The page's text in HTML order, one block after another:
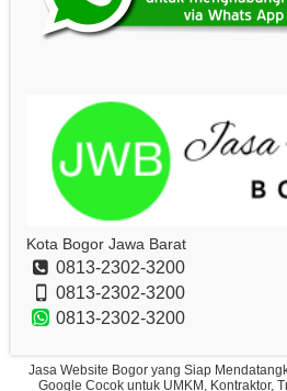
Kota Bogor Jawa Barat
0813-2302-3200
0813-2302-3200
0813-2302-3200
Jasa Website Bogor yang Siap
Google Cocok untuk UMKM, Kontraktor,